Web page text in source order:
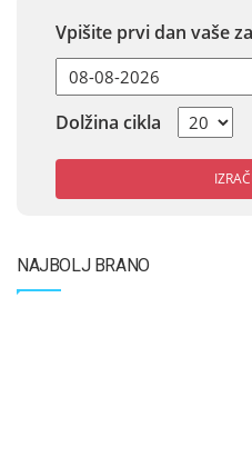
Vpišite prvi dan vaše
Dolžina cikla
NAJBOLJ BRANO